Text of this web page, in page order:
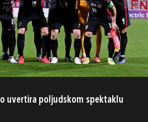
uvertira poljudskom spektaklu